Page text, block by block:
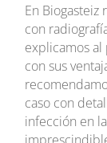
En
con
explicamos
con sus
caso con
infección en